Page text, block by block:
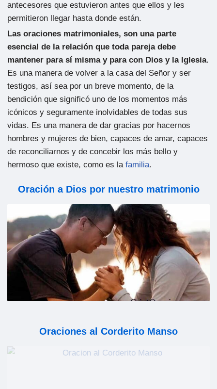
antecesores que estuvieron antes que ellos y les
permitieron llegar hasta donde están.
Las oraciones matrimoniales, son una parte
esencial de la relación que toda pareja debe
mantener para sí misma y para con Dios y la Iglesia.
Es una manera de volver a la casa del Señor y ser
testigos, así sea por un breve momento, de la
bendición que significó uno de los momentos más
icónicos y seguramente inolvidables de todas sus
vidas. Es una manera de dar gracias por hacernos
hombres y mujeres de bien, capaces de amar, capaces
de reconciliarnos y de concebir los más bello y
hermoso que existe, como es la familia.
Oración a Dios por nuestro matrimonio
Oraciones al Corderito Manso